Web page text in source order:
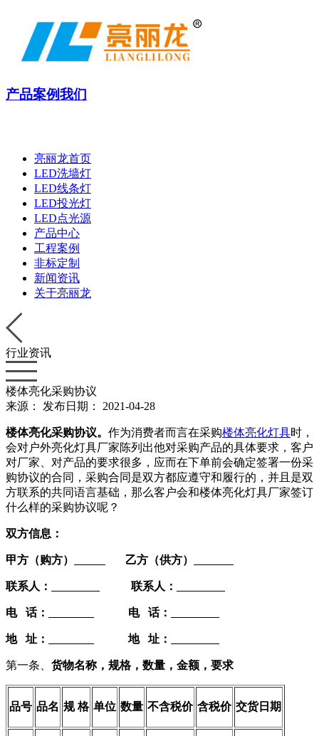
产品案例我们
亮丽龙首页
LED洗墙灯
LED线条灯
LED投光灯
LED点光源
产品中心
工程案例
非标定制
新闻资讯
关于亮丽龙
行业资讯
楼体亮化采购协议
来源： 发布日期： 2021-04-28
楼体亮化采购协议。 作为消费者而言在采购楼体亮化灯具时，
会对户外亮化灯具厂家陈列出他对采购产品的具体要求，客户
对厂家、对产品的要求很多，应而在下单前会确定签署一份采
购协议的合同，采购合同是双方都应遵守和履行的，并且是双
方联系的共同语言基础，那么客户会和楼体亮化灯具厂家签订
什么样的采购协议呢？
双方信息：
甲方（购方） 乙方（供方）
联系人： 联系人：
电 话： 电 话：
地 址： 地 址：
第一条、 货物名称，规格，数量，金额，要求
品号 品名 规 格 单位 数量 不含税价 含税价 交货日期